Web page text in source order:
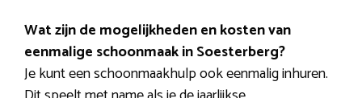
Wat zijn de mogelijkheden en kosten van
eenmalige schoonmaak in Soesterberg?
Je kunt een schoonmaakhulp ook eenmalig inhuren.